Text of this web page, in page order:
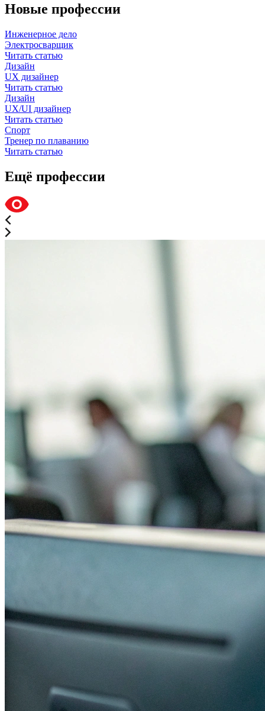
Новые профессии
Инженерное дело
Электросварщик
Читать статью
Дизайн
UX дизайнер
Читать статью
Дизайн
UX/UI дизайнер
Читать статью
Спорт
Тренер по плаванию
Читать статью
Ещё профессии